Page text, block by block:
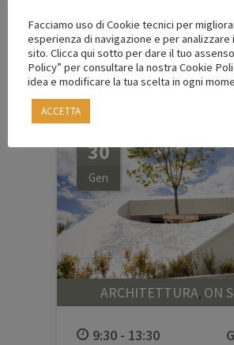
30
Gen
ARCHITETTURA, ON
9:30 - 13:30
Facciamo uso di Cookie tecnici per
esperienza di navigazione e per
sito. Clicca qui sotto per dare il tuo
Policy” per consultare la nostra Cookie
idea e modificare la tua scelta in ogni
ACCETTA